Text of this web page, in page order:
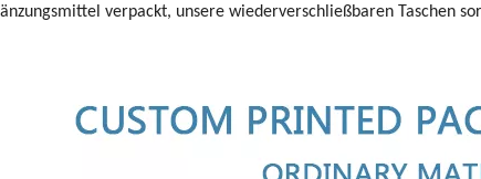
verpackt, unsere wiederverschließbaren Taschen